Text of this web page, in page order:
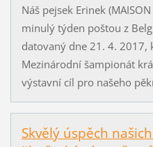
Náš pejsek Erinek
minulý týden poštou z
datovaný dne 21. 4.
Mezinárodní šampionát
výstavní cíl pro našeho
Skvělý úspěch